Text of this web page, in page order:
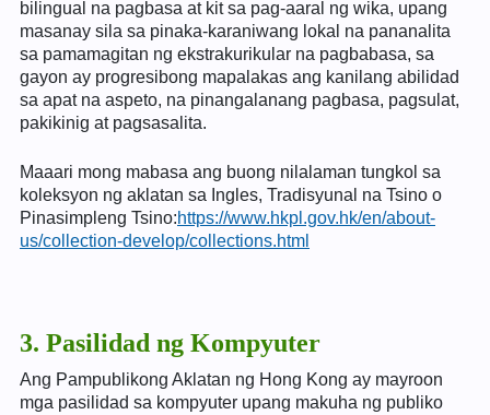
bilingual na pagbasa at kit sa pag-aaral ng wika, upang
masanay sila sa pinaka-karaniwang lokal na pananalita
sa pamamagitan ng ekstrakurikular na pagbabasa, sa
gayon ay progresibong mapalakas ang kanilang abilidad
sa apat na aspeto, na pinangalanang pagbasa, pagsulat,
pakikinig at pagsasalita.
Maaari mong mabasa ang buong nilalaman tungkol sa
koleksyon ng aklatan sa Ingles, Tradisyunal na Tsino o
Pinasimpleng Tsino:https://www.hkpl.gov.hk/en/about-
us/collection-develop/collections.html
3. Pasilidad ng Kompyuter
Ang Pampublikong Aklatan ng Hong Kong ay mayroon
mga pasilidad sa kompyuter upang makuha ng publiko